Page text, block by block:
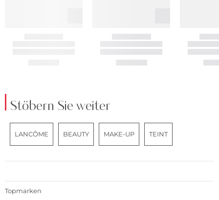
Stöbern Sie weiter
LANCÔME BEAUTY MAKE-UP TEINT
Topmarken